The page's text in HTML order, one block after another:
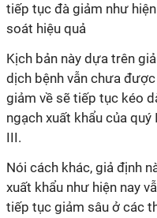
tiếp tục đà giảm như
soát hiệu quả
Kịch bản này dựa trên
dịch bệnh vẫn chưa
giảm về sẽ tiếp tục kéo
ngạch xuất khẩu của
III.
Nói cách khác, giả định
xuất khẩu như hiện nay
tiếp tục giảm sâu ở các